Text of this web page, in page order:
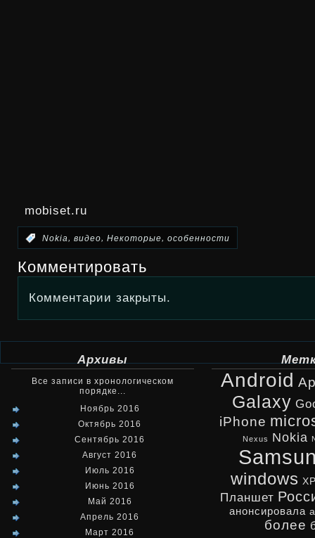
mobiset.ru
Nokia, видео, Некоторые, особенности
Комментировать
Комментарии закрыты.
Архивы
Все записи в хронологическом
порядке...
Ноябрь 2016
Октябрь 2016
Сентябрь 2016
Август 2016
Июль 2016
Июнь 2016
Май 2016
Апрель 2016
Март 2016
Android
Galaxy
iPhone
Nexus Nokia
windows
Планшет
анонсировала
более